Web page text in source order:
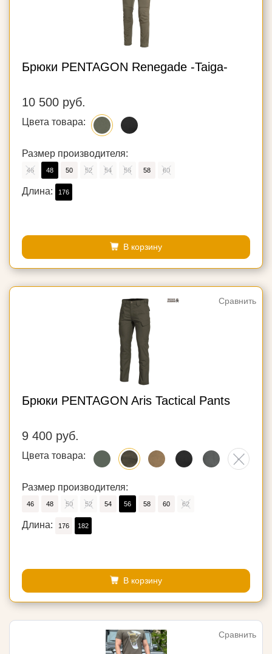
Брюки PENTAGON Renegade -Taiga-
10 500 руб.
Цвета товара:
Размер производителя:
46 48 50 52 54 56 58 60
Длина: 176
В корзину
Сравнить
Брюки PENTAGON Aris Tactical Pants
9 400 руб.
Цвета товара:
Размер производителя:
46 48 50 52 54 56 58 60 62
Длина: 176 182
В корзину
Сравнить